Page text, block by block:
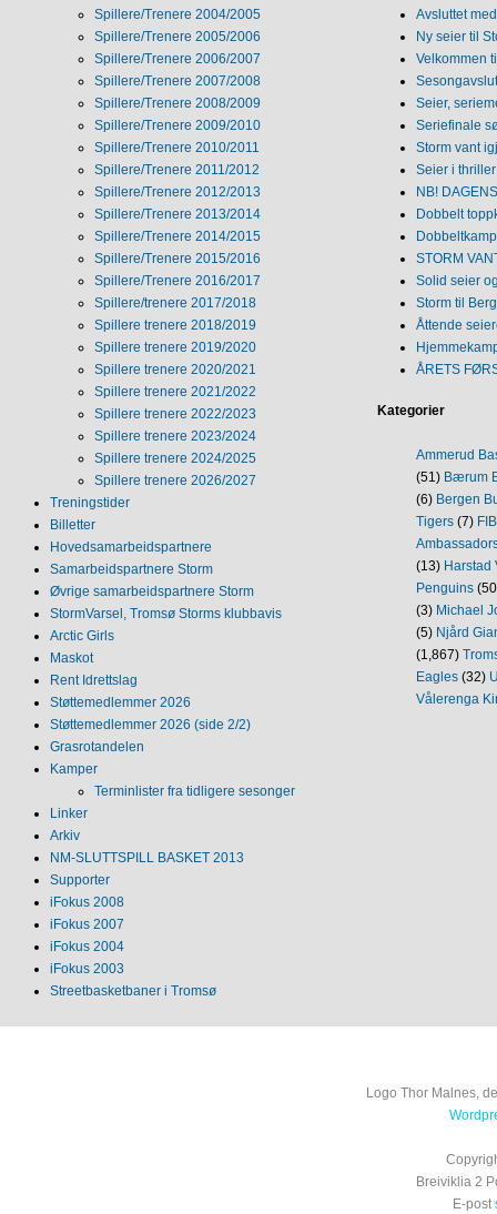
Spillere/Trenere 2004/2005
Spillere/Trenere 2005/2006
Spillere/Trenere 2006/2007
Spillere/Trenere 2007/2008
Spillere/Trenere 2008/2009
Spillere/Trenere 2009/2010
Spillere/Trenere 2010/2011
Spillere/Trenere 2011/2012
Spillere/Trenere 2012/2013
Spillere/Trenere 2013/2014
Spillere/Trenere 2014/2015
Spillere/Trenere 2015/2016
Spillere/Trenere 2016/2017
Spillere/trenere 2017/2018
Spillere trenere 2018/2019
Spillere trenere 2019/2020
Spillere trenere 2020/2021
Spillere trenere 2021/2022
Spillere trenere 2022/2023
Spillere trenere 2023/2024
Spillere trenere 2024/2025
Spillere trenere 2026/2027
Treningstider
Billetter
Hovedsamarbeidspartnere
Samarbeidspartnere Storm
Øvrige samarbeidspartnere Storm
StormVarsel, Tromsø Storms klubbavis
Arctic Girls
Maskot
Rent Idrettslag
Støttemedlemmer 2026
Støttemedlemmer 2026 (side 2/2)
Grasrotandelen
Kamper
Terminlister fra tidligere sesonger
Linker
Arkiv
NM‐SLUTTSPILL BASKET 2013
Supporter
iFokus 2008
iFokus 2007
iFokus 2004
iFokus 2003
Streetbasketbaner i Tromsø
Avsluttet
Ny seier til
Velkommen
Seier,
Seriefinale
Storm vant
Seier i
NB!
Dobbelt
STORM
Solid seier
Storm til
Åttende
ÅRETS
Kategorier
Ammerud
(51) Bærum
(6) Bergen
Tigers (7)
(13) Harstad
Penguins
(3) Michael
(5) Njård
(1,867)
Eagles (32)
Vålerenga
Logo Thor Malnes,
Breiviklia 2
E-post